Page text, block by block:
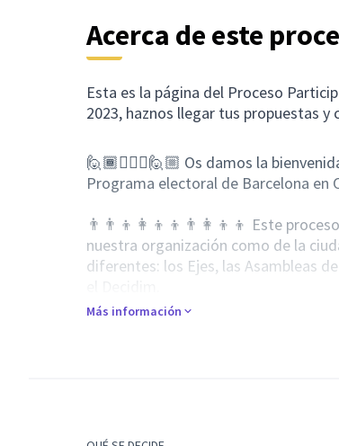
Acerca de este
Esta es la página del Proceso
2023, haznos llegar tus propuestas
🙋🏾🙋🏻‍♂🙋🏼 Os damos la
Programa electoral de Barcelona en
👨‍👨‍👦👩‍👦‍👦👨‍👩‍👦‍👦 Este
nuestra organización como de la
diferentes: los Ejes, las Asambleas
Más información